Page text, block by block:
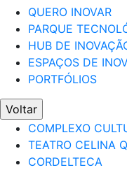
QUERO INOVAR
PARQUE
HUB DE
ESPAÇOS DE
PORTFÓLIOS
Voltar
COMPLEXO
TEATRO CELINA
CORDELTECA